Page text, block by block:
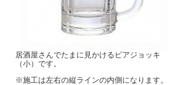
居酒屋さんでたまに見かけるビアジョッキ
（小）です。
※施工は左右の縦ラインの内側になります。